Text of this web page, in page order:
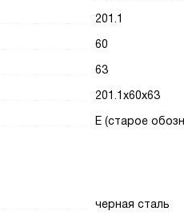
201.1
60
63
201.1x60x63
E (старое
черная сталь